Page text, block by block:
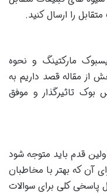
را ارسال کنید.
مارکتینگ و نحوه
از مقاله قصد داریم به
تاثیرگذار و موفق
قدم باید متوجه شود
آن که بهتر با مخاطبان
پاسخی کلی برای سوالات